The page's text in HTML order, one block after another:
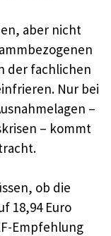
aber nicht
der fachlichen
Nur bei
–
– kommt
ob die
18,94 Euro
Empfehlung